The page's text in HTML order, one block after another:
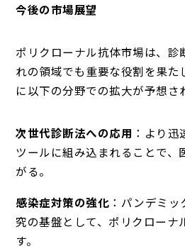
今後の市場展望
ポリクローナル抗体市場は、診
れの領域でも重要な役割を果た
に以下の分野での拡大が予想さ
次世代診断法への応用 ：より
ツールに組み込まれることで、
がる。
感染症対策の強化 ：パンデミ
究の基盤として、ポリクローナ
す。